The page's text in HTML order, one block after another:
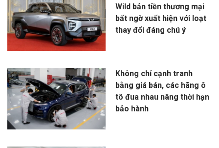
Wild bản tiền thương mại
bất ngờ xuất hiện với loạt
thay đổi đáng chú ý
Không chỉ cạnh tranh
bằng giá bán, các hãng ô
tô đua nhau nâng thời hạn
bảo hành